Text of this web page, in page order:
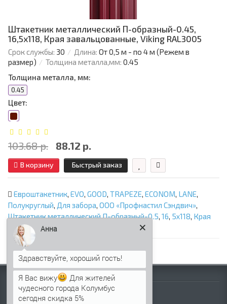
Штакетник металлический П-образный-0.45,
16,5х118, Края завальцованные, Viking RAL3005
Срок службы: 30 Длина: От 0,5 м - по 4 м (Режем в
размер)
Толщина металла,мм: 0.45
Толщина металла, мм:
0.45
Цвет:
103.68 р. 88.12 р.
В корзину Быстрый заказ
Евроштакетник, EVO, GOOD, TRAPEZE, ECONOM, LANE,
Полукруглый, Для забора, ООО «Профнастил Сэндвич»,
Штакетник металлический П-образный-0.5, 16, 5х118, Края
завальцованные
Информация
Палитра RAL
Анна
Я Вас вижу
Для жителей
чудесного города Колумбус
сегодня скидка 5%